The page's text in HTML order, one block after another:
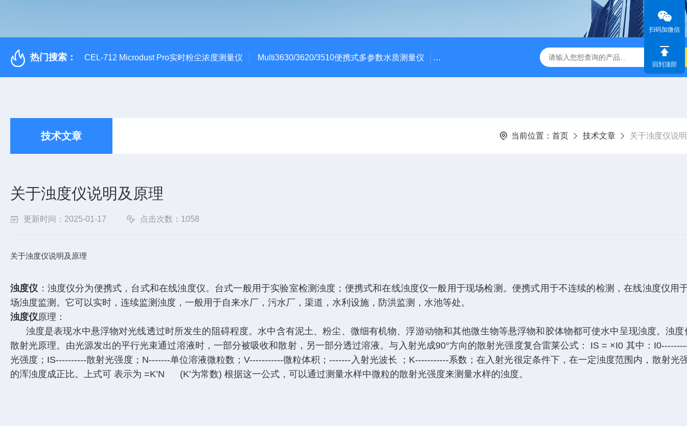
热门搜索： CEL-712 Microdust Pro实时粉尘浓度测量仪 Multi3630/3620/3510便携式多参数水质测量仪 dBadge2CASELLA科赛乐个人声暴露计 PC-2200/2300进口激光
技术文章 当前位置： 首页 技术文章 关于浊度仪说
关于浊度仪说明及原理
更新时间：2025-01-17 点击次数：1058
关于浊度仪说明及原理
浊度仪 ：浊度仪分为便携式，台式和在线浊度仪。台式一般用于实验室检测浊度；便携式和在线浊度仪一般用于现场检测。便携式用于不连续的检测，在线浊度仪用
场浊度监测。它可以实时，连续监测浊度，一般用于自来水厂，污水厂，渠道，水利设施，防洪监测，水池等处。
浊度仪原理：
浊度是表现水中悬浮物对光线透过时所发生的阻碍程度。水中含有泥土、粉尘、微细有机物、浮游动物和其他微生物等悬浮物和胶体物都可使水中呈现浊度。浊度
散射光原理。由光源发出的平行光束通过溶液时，一部分被吸收和散射，另一部分透过溶液。与入射光成90°方向的散射光强度复合雷莱公式： IS = ×I0 其中：
光强度；IS----------散射光强度；N-------单位溶液微粒数；V-----------微粒体积；-------入射光波长 ；K-----------系数；在入射光很定条件下，在一定浊度范围内，散射光
的浑浊度成正比。上式可 表示为 =K’N (K’为常数) 根据这一公式，可以通过测量水样中微粒的散射光强度来测量水样的浊度。
扫码加微信
回到顶部